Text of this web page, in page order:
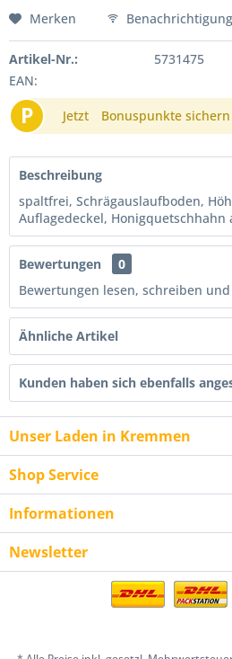
Merken
Artikel-Nr.:
5731475
EAN:
P Jetzt Bonuspunkte sichern
Beschreibung
spaltfrei, Schrägauslaufboden,
Auflagedeckel, Honigquetschhahn
Bewertungen
0
Bewertungen lesen, schreiben
Ähnliche Artikel
Kunden haben sich ebenfalls
Unser Laden in Kremmen
Shop Service
Informationen
Newsletter